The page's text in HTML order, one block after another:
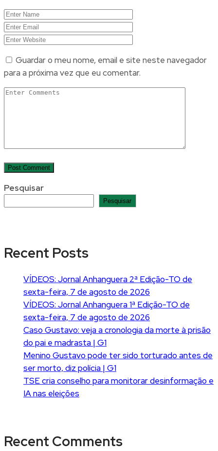
Guardar o meu nome, email e site neste navegador
para a próxima vez que eu comentar.
Pesquisar
Pesquisar
Recent Posts
VÍDEOS: Jornal Anhanguera 2ª Edição-TO de
sexta-feira, 7 de agosto de 2026
VÍDEOS: Jornal Anhanguera 1ª Edição-TO de
sexta-feira, 7 de agosto de 2026
Caso Gustavo: veja a cronologia da morte à prisão
do pai e madrasta | G1
Menino Gustavo pode ter sido torturado antes de
ser morto, diz polícia | G1
TSE cria conselho para monitorar desinformação e
IA nas eleições
Recent Comments